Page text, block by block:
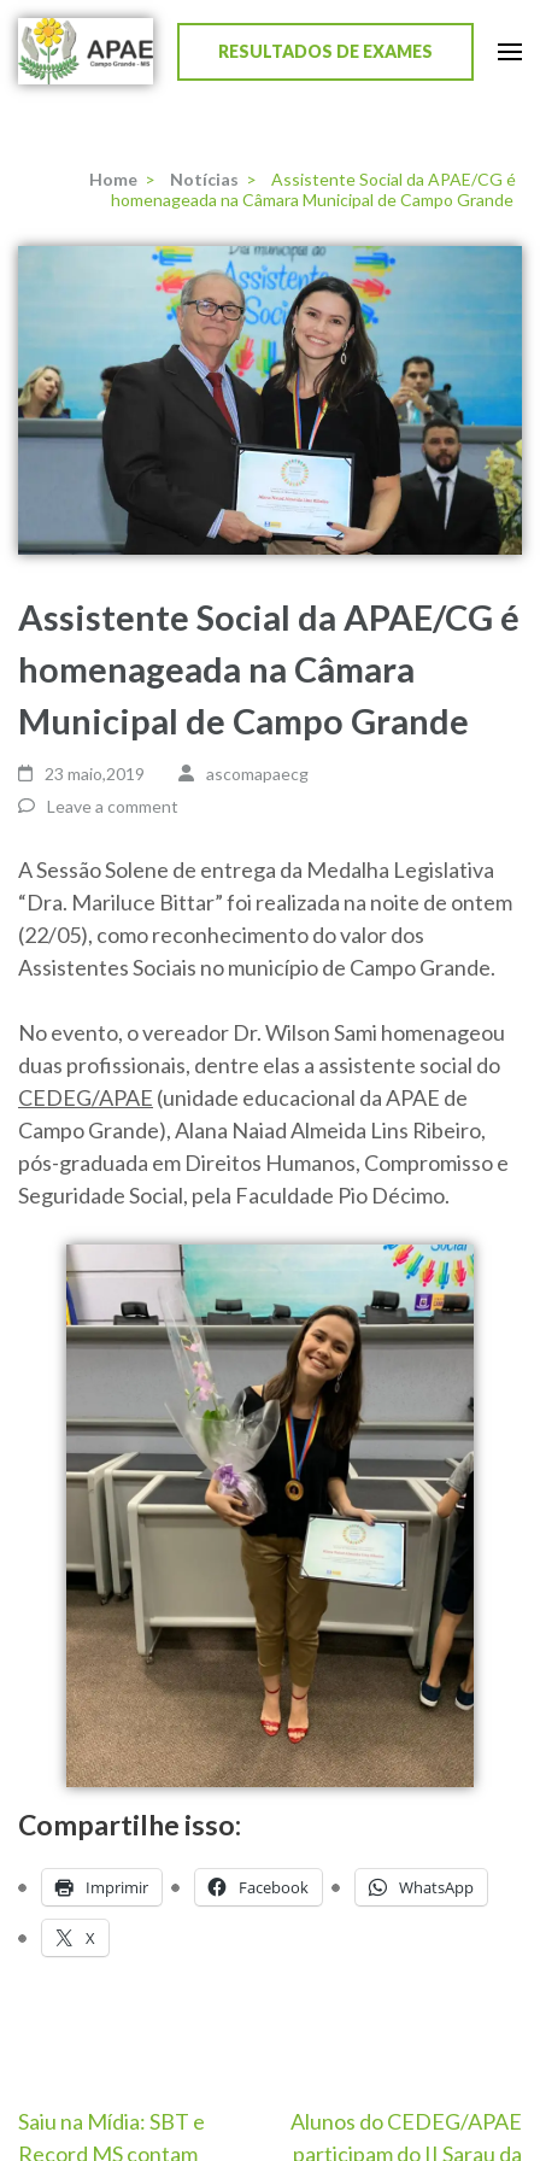
APAE de Campo Grande
RESULTADOS DE EXAMES
Home > Notícias >
Assistente Social da APAE/CG é
homenageada na Câmara Municipal de Campo Grande
Assistente Social da APAE/CG é
homenageada na Câmara
Municipal de Campo Grande
23 maio,2019
ascomapaecg
Leave a comment
A Sessão Solene de entrega da Medalha Legislativa
“Dra. Mariluce Bittar” foi realizada na noite de ontem
(22/05), como reconhecimento do valor dos
Assistentes Sociais no município de Campo Grande.
No evento, o vereador Dr. Wilson Sami homenageou
duas profissionais, dentre elas a assistente social do
CEDEG/APAE (unidade educacional da APAE de
Campo Grande), Alana Naiad Almeida Lins Ribeiro,
pós-graduada em Direitos Humanos, Compromisso e
Seguridade Social, pela Faculdade Pio Décimo.
Compartilhe isso:
Imprimir Facebook WhatsApp
X
Saiu na Mídia: SBT e
Record MS contam
Alunos do CEDEG/APAE
participam do II Sarau da